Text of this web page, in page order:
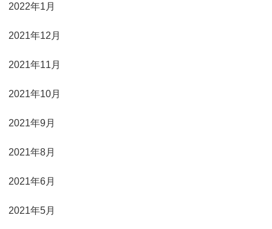
2022年1月
2021年12月
2021年11月
2021年10月
2021年9月
2021年8月
2021年6月
2021年5月